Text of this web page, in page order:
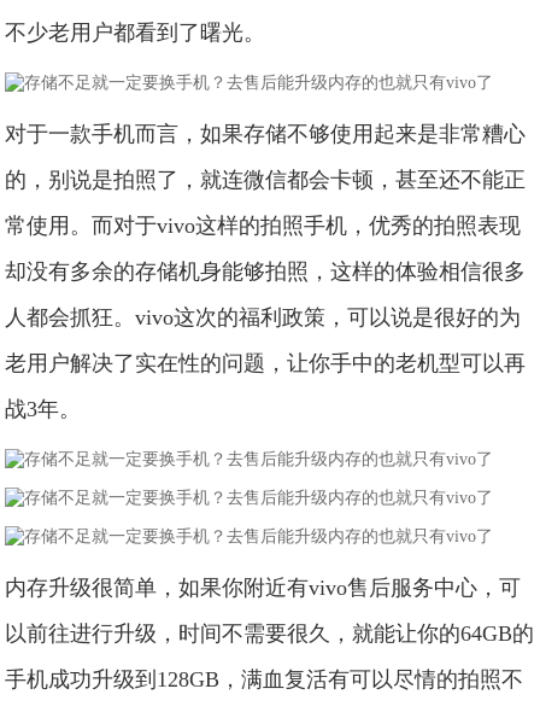
不少老用户都看到了曙光。
对于一款手机而言，如果存储不够使用起来是非常糟心
的，别说是拍照了，就连微信都会卡顿，甚至还不能正
常使用。而对于vivo这样的拍照手机，优秀的拍照表现
却没有多余的存储机身能够拍照，这样的体验相信很多
人都会抓狂。vivo这次的福利政策，可以说是很好的为
老用户解决了实在性的问题，让你手中的老机型可以再
战3年。
内存升级很简单，如果你附近有vivo售后服务中心，可
以前往进行升级，时间不需要很久，就能让你的64GB的
手机成功升级到128GB，满血复活有可以尽情的拍照不